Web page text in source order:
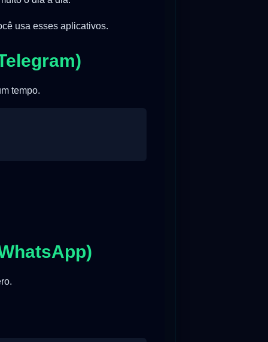
usa esses aplicativos.
tempo.